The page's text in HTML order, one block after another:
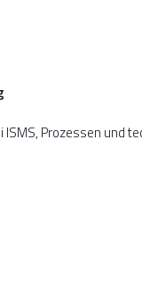
Prozessen und